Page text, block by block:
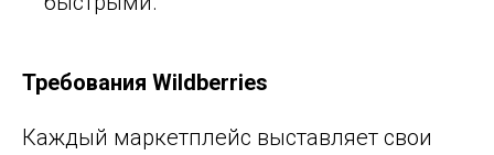
Требования Wildberries
Каждый маркетплейс выставляет свои